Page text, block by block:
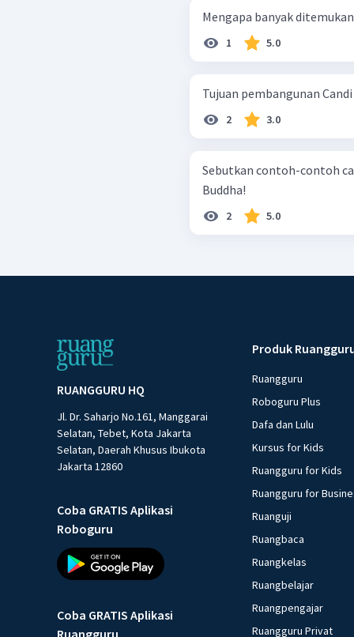
Mengapa banyak
1 5.0
Tujuan pembangunan
2 3.0
Sebutkan contoh-contoh
Buddha!
2 5.0
RUANGGURU HQ
Jl. Dr. Saharjo No.161, Manggarai
Selatan, Tebet, Kota Jakarta
Selatan, Daerah Khusus Ibukota
Jakarta 12860
Coba GRATIS Aplikasi
Roboguru
Coba GRATIS Aplikasi
Produk
Ruangguru
Roboguru Plus
Dafa dan Lulu
Kursus for Kids
Ruangguru for Kids
Ruangguru for
Ruanguji
Ruangbaca
Ruangkelas
Ruangbelajar
Ruangpengajar
Ruangguru Privat